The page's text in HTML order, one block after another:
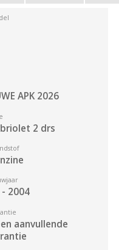
APK 2026
2 drs
- 2004
aanvullende